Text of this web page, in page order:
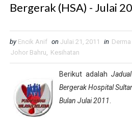
Bergerak (HSA) - Julai
by Encik Anif on Julai 21, 2011 in
Johor Bahru, Kesihatan
Berikut adalah
Bergerak Hospital
Bulan Julai 2011